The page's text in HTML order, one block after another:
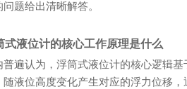
问题给出清晰解答。
式液位计的核心工作原理是什么
普遍认为，浮筒式液位计的核心逻辑
随液位高度变化产生对应的浮力位移